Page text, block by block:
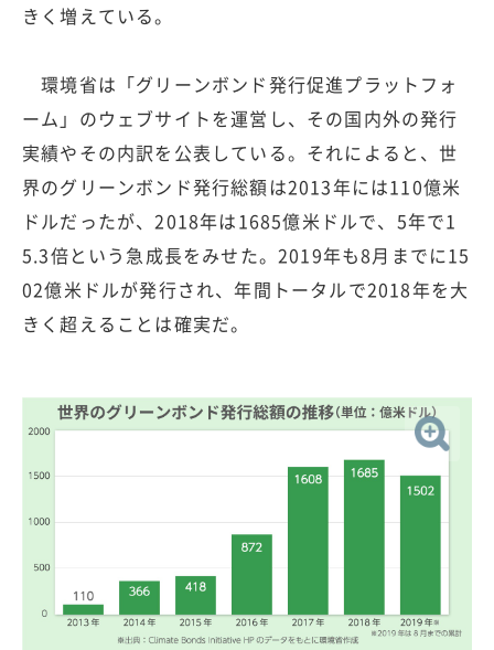
きく増えている。
環境省は「グリーンボンド発行促進プラットフォ
ーム」のウェブサイトを運営し、その国内外の発行
実績やその内訳を公表している。それによると、世
界のグリーンボンド発行総額は2013年には110億米
ドルだったが、2018年は1685億米ドルで、5年で1
5.3倍という急成長をみせた。2019年も8月までに15
02億米ドルが発行され、年間トータルで2018年を大
きく超えることは確実だ。